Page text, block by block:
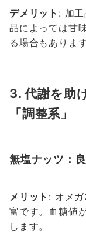
デメリット : 加
品によっては甘
る場合もあります
3. 代謝を助
「調整系」
無塩ナッツ：
メリット : オメ
富です。血糖値
します。